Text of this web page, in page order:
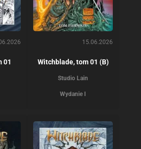
01
15.06.2026
Witchblade, tom 01 (B)
Studio Lain
Wydanie I